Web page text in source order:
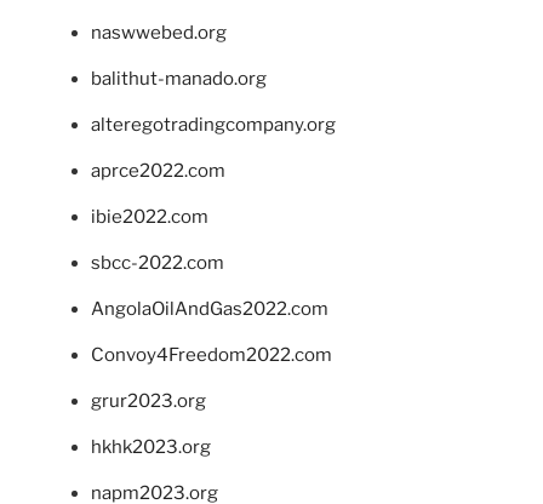
naswwebed.org
balithut-manado.org
alteregotradingcompany.org
aprce2022.com
ibie2022.com
sbcc-2022.com
AngolaOilAndGas2022.com
Convoy4Freedom2022.com
grur2023.org
hkhk2023.org
napm2023.org